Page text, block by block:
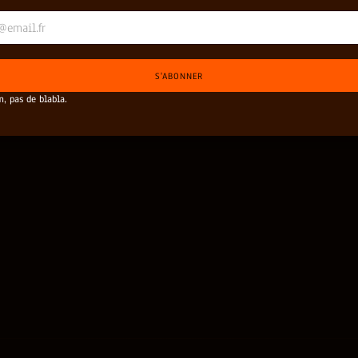
S'ABONNER
pas de blabla.